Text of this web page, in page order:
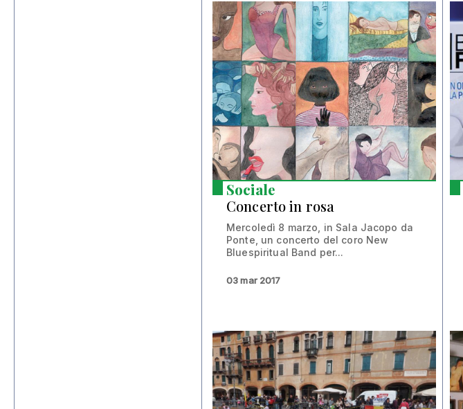
Sociale
Concerto in rosa
Mercoledì 8 marzo, in Sala Jacopo da
Ponte, un concerto del coro New
Bluespiritual Band per...
03 mar 2017